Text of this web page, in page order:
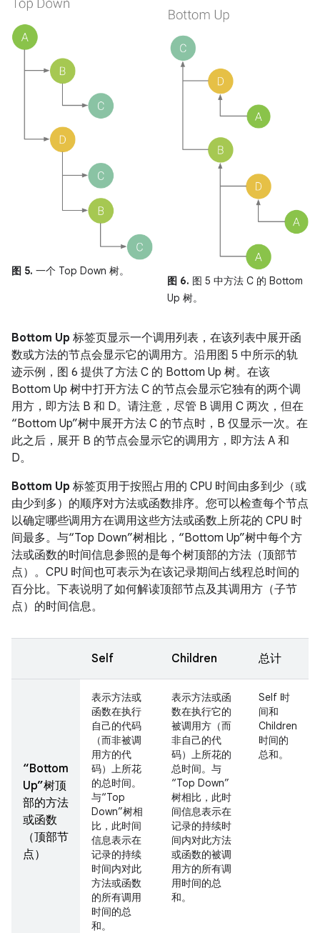
图 5. 一个 Top Down 树。
图 6. 图 5 中方法 C 的 Bottom
Up 树。
Bottom Up 标签页显示一个调用列表，在该列表中展开函
数或方法的节点会显示它的调用方。沿用图 5 中所示的轨
迹示例，图 6 提供了方法 C 的 Bottom Up 树。在该
Bottom Up 树中打开方法 C 的节点会显示它独有的两个调
用方，即方法 B 和 D。请注意，尽管 B 调用 C 两次，但在
“Bottom Up”树中展开方法 C 的节点时，B 仅显示一次。在
此之后，展开 B 的节点会显示它的调用方，即方法 A 和
D。
Bottom Up 标签页用于按照占用的 CPU 时间由多到少（或
由少到多）的顺序对方法或函数排序。您可以检查每个节点
以确定哪些调用方在调用这些方法或函数上所花的 CPU 时
间最多。与“Top Down”树相比，“Bottom Up”树中每个方
法或函数的时间信息参照的是每个树顶部的方法（顶部节
点）。CPU 时间也可表示为在该记录期间占线程总时间的
百分比。下表说明了如何解读顶部节点及其调用方（子节
点）的时间信息。
Self Children 总计
“Bottom
Up”树顶
部的方法
或函数
（顶部节
点）
表示方法或
函数在执行
自己的代码
（而非被调
用方的代
码）上所花
的总时间。
与“Top
Down”树相
比，此时间
信息表示在
记录的持续
时间内对此
方法或函数
的所有调用
时间的总
和。
表示方法或函
数在执行它的
被调用方（而
非自己的代
码）上所花的
总时间。与
“Top Down”
树相比，此时
间信息表示在
记录的持续时
间内对此方法
或函数的被调
用方的所有调
用时间的总
和。
Self 时
间和
Children
时间的
总和。